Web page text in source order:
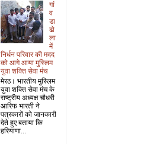
गां
व
डा
ढो
ला
में
निर्धन परिवार की मदद
को आगे आया मुस्लिम
युवा शक्ति सेवा मंच
मेरठ। भारतीय मुस्लिम
युवा शक्ति सेवा मंच के
राष्ट्रीय अध्यक्ष चौधरी
आरिफ भारती ने
पत्रकारों को जानकारी
देते हुए बताया कि
हरियाणा...